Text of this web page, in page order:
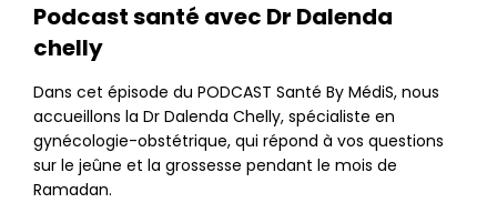
Podcast santé avec Dr Dalenda
chelly
Dans cet épisode du PODCAST Santé By MédiS, nous
accueillons la Dr Dalenda Chelly, spécialiste en
gynécologie-obstétrique, qui répond à vos questions
sur le jeûne et la grossesse pendant le mois de
Ramadan.